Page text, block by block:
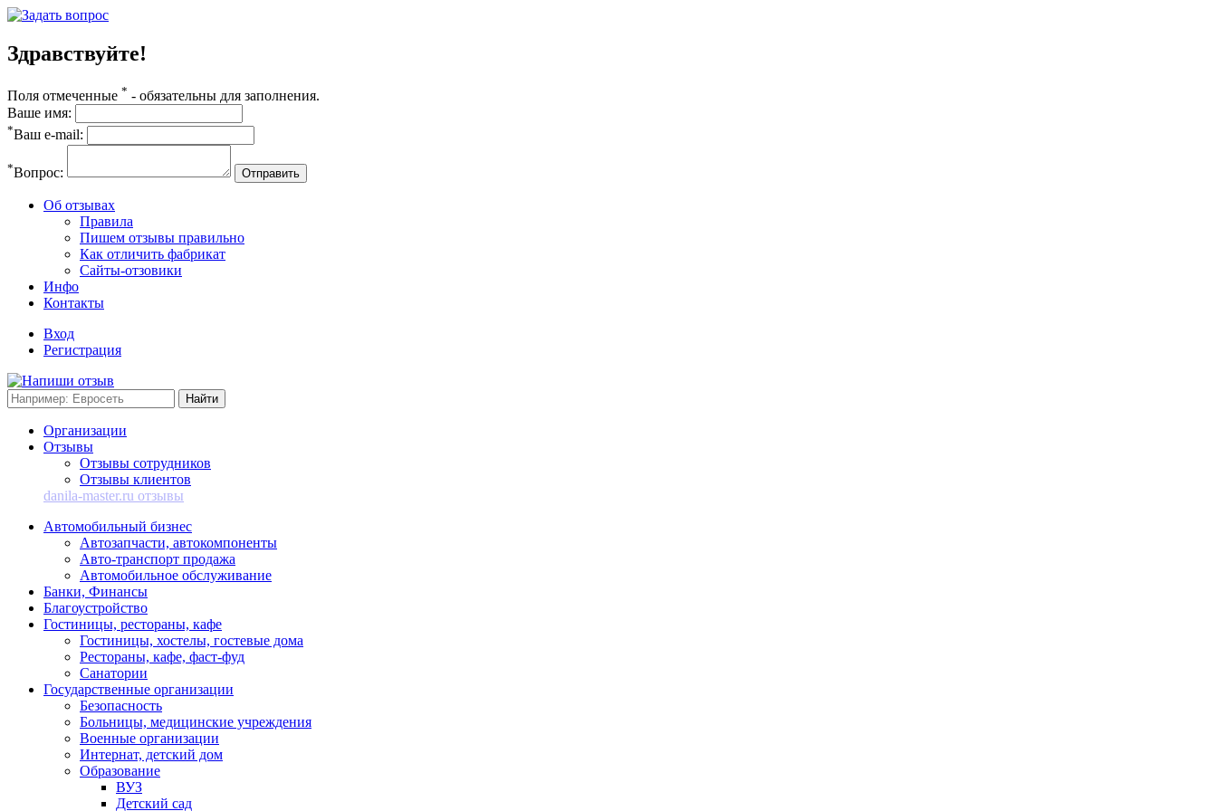
Здравствуйте!
Поля отмеченные * - обязательны для заполнения.
Ваше имя:
*Ваш e-mail:
*Вопрос: Отправить
Об отзывах
Правила
Пишем отзывы правильно
Как отличить фабрикат
Сайты-отзовики
Инфо
Контакты
Вход
Регистрация
Организации
Отзывы
Отзывы сотрудников
Отзывы клиентов
danila-master.ru отзывы
Автомобильный бизнес
Автозапчасти, автокомпоненты
Авто-транспорт продажа
Автомобильное обслуживание
Банки, Финансы
Благоустройство
Гостиницы, рестораны, кафе
Гостиницы, хостелы, гостевые дома
Рестораны, кафе, фаст-фуд
Санатории
Государственные организации
Безопасность
Больницы, медицинские учреждения
Военные организации
Интернат, детский дом
Образование
ВУЗ
Детский сад